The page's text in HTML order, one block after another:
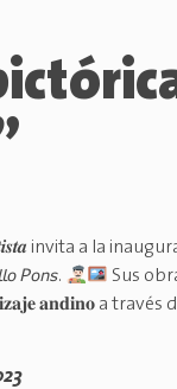
invita a la
𝘗𝘰𝘯𝘴.
Sus
𝐚𝐧𝐝𝐢𝐧𝐨 a